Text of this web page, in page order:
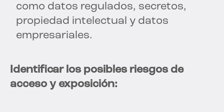
como datos regulados, secretos,
propiedad intelectual y datos
empresariales.
Identificar los posibles riesgos de
acceso y exposición: